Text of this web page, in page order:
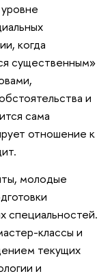
когда
существенным»
и
сама
отношение к
молодые
специальностей.
классы и
текущих
и